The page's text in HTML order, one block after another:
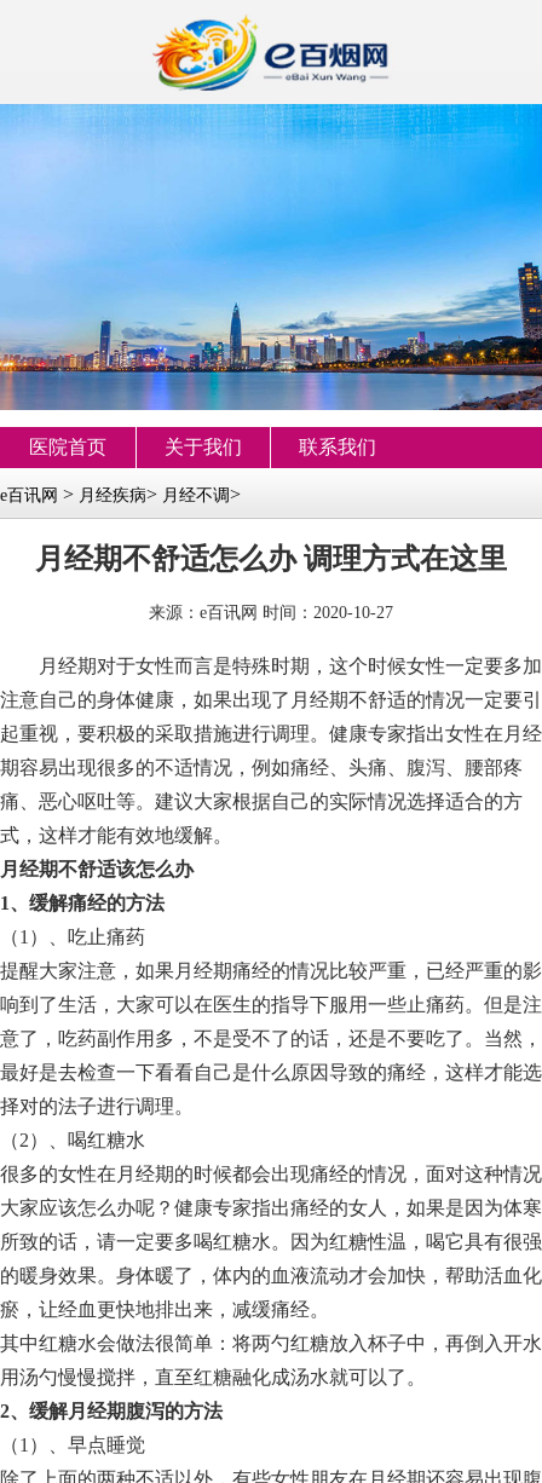
医院首页 关于我们 联系我们
e百讯网 > 月经疾病> 月经不调>
月经期不舒适怎么办 调理方式在这里
来源： e百讯网 时间：2020-10-27
月经期对于女性而言是特殊时期，这个时候女性一定要多加
注意自己的身体健康，如果出现了月经期不舒适的情况一定要引
起重视，要积极的采取措施进行调理。健康专家指出女性在月经
期容易出现很多的不适情况，例如痛经、头痛、腹泻、腰部疼
痛、恶心呕吐等。建议大家根据自己的实际情况选择适合的方
式，这样才能有效地缓解。
月经期不舒适该怎么办
1、缓解痛经的方法
（1）、吃止痛药
提醒大家注意，如果月经期痛经的情况比较严重，已经严重的影
响到了生活，大家可以在医生的指导下服用一些止痛药。但是注
意了，吃药副作用多，不是受不了的话，还是不要吃了。当然，
最好是去检查一下看看自己是什么原因导致的痛经，这样才能选
择对的法子进行调理。
（2）、喝红糖水
很多的女性在月经期的时候都会出现痛经的情况，面对这种情况
大家应该怎么办呢？健康专家指出痛经的女人，如果是因为体寒
所致的话，请一定要多喝红糖水。因为红糖性温，喝它具有很强
的暖身效果。身体暖了，体内的血液流动才会加快，帮助活血化
瘀，让经血更快地排出来，减缓痛经。
其中红糖水会做法很简单：将两勺红糖放入杯子中，再倒入开水
用汤勺慢慢搅拌，直至红糖融化成汤水就可以了。
2、缓解月经期腹泻的方法
（1）、早点睡觉
除了上面的两种不适以外，有些女性朋友在月经期还容易出现腹